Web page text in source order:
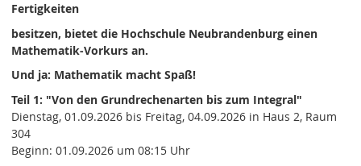
Fertigkeiten
besitzen, bietet die Hochschule Neubrandenburg einen
Mathematik-Vorkurs an.
Und ja: Mathematik macht Spaß!
Teil 1: "Von den Grundrechenarten bis zum Integral"
Dienstag, 01.09.2026 bis Freitag, 04.09.2026 in Haus 2, Raum
304
Beginn: 01.09.2026 um 08:15 Uhr